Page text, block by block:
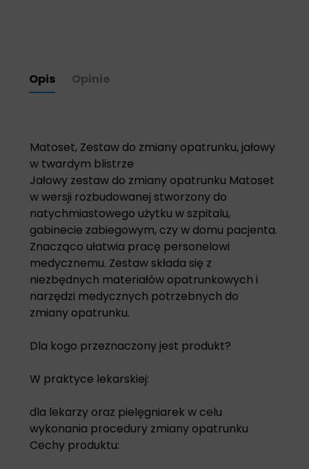
Opis Opinie
Matoset, Zestaw do zmiany opatrunku, jałowy
w twardym blistrze
Jałowy zestaw do zmiany opatrunku Matoset
w wersji rozbudowanej stworzony do
natychmiastowego użytku w szpitalu,
gabinecie zabiegowym, czy w domu pacjenta.
Znacząco ułatwia pracę personelowi
medycznemu. Zestaw składa się z
niezbędnych materiałów opatrunkowych i
narzędzi medycznych potrzebnych do
zmiany opatrunku.
Dla kogo przeznaczony jest produkt?
W praktyce lekarskiej:
dla lekarzy oraz pielęgniarek w celu
wykonania procedury zmiany opatrunku
Cechy produktu: